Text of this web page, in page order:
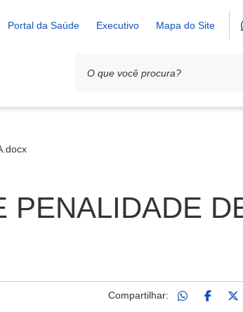
Portal da Saúde Executivo Mapa do Site
PENALIDADE
Compartilhar: